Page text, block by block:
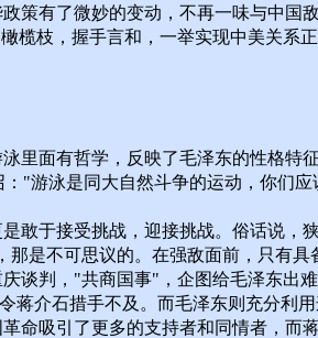
策有了微妙的变动，不再一味与中国
枝，握手言和，一举实现中美关系
里面有哲学，反映了毛泽东的性格特
"游泳是同大自然斗争的运动，你们
敢于接受挑战，迎接挑战。俗话说，
是不可思议的。在强敌面前，只有具
谈判，"共商国事"，企图给毛泽东出
介石措手不及。而毛泽东则充分利
命吸引了更多的支持者和同情者，而